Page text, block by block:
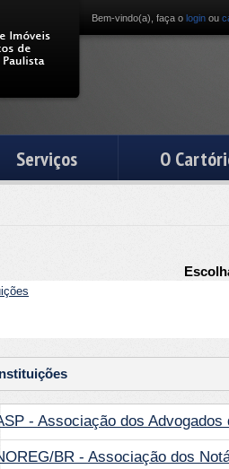
Bem-vindo(a), faça o login ou
Serviços O
- Associação dos Advogados
BR - Associação dos